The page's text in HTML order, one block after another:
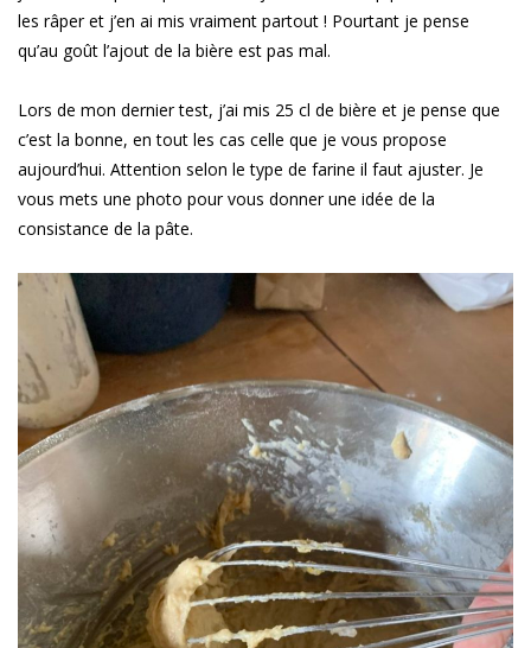
les râper et j’en ai mis vraiment partout ! Pourtant je pense
qu’au goût l’ajout de la bière est pas mal.
Lors de mon dernier test, j’ai mis 25 cl de bière et je pense que
c’est la bonne, en tout les cas celle que je vous propose
aujourd’hui. Attention selon le type de farine il faut ajuster. Je
vous mets une photo pour vous donner une idée de la
consistance de la pâte.